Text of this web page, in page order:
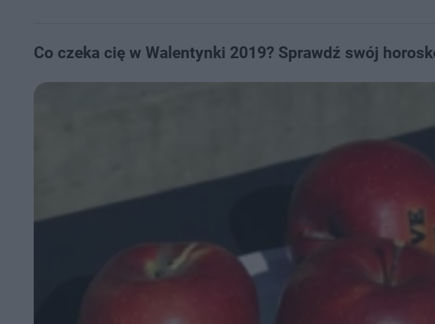
Co czeka cię w Walentynki 2019? Sprawdź swój